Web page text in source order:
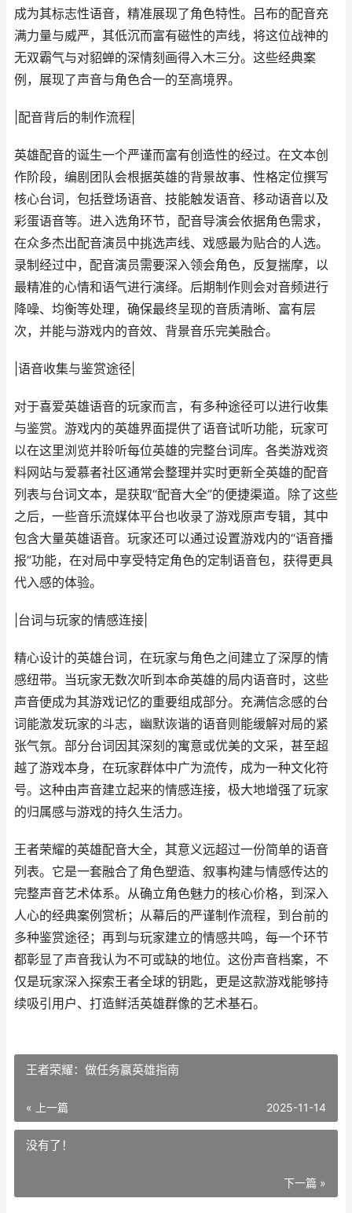
成为其标志性语音，精准展现了角色特性。吕布的配音充
满力量与威严，其低沉而富有磁性的声线，将这位战神的
无双霸气与对貂蝉的深情刻画得入木三分。这些经典案
例，展现了声音与角色合一的至高境界。
|配音背后的制作流程|
英雄配音的诞生一个严谨而富有创造性的经过。在文本创
作阶段，编剧团队会根据英雄的背景故事、性格定位撰写
核心台词，包括登场语音、技能触发语音、移动语音以及
彩蛋语音等。进入选角环节，配音导演会依据角色需求，
在众多杰出配音演员中挑选声线、戏感最为贴合的人选。
录制经过中，配音演员需要深入领会角色，反复揣摩，以
最精准的心情和语气进行演绎。后期制作则会对音频进行
降噪、均衡等处理，确保最终呈现的音质清晰、富有层
次，并能与游戏内的音效、背景音乐完美融合。
|语音收集与鉴赏途径|
对于喜爱英雄语音的玩家而言，有多种途径可以进行收集
与鉴赏。游戏内的英雄界面提供了语音试听功能，玩家可
以在这里浏览并聆听每位英雄的完整台词库。各类游戏资
料网站与爱慕者社区通常会整理并实时更新全英雄的配音
列表与台词文本，是获取“配音大全”的便捷渠道。除了这些
之后，一些音乐流媒体平台也收录了游戏原声专辑，其中
包含大量英雄语音。玩家还可以通过设置游戏内的“语音播
报”功能，在对局中享受特定角色的定制语音包，获得更具
代入感的体验。
|台词与玩家的情感连接|
精心设计的英雄台词，在玩家与角色之间建立了深厚的情
感纽带。当玩家无数次听到本命英雄的局内语音时，这些
声音便成为其游戏记忆的重要组成部分。充满信念感的台
词能激发玩家的斗志，幽默诙谐的语音则能缓解对局的紧
张气氛。部分台词因其深刻的寓意或优美的文采，甚至超
越了游戏本身，在玩家群体中广为流传，成为一种文化符
号。这种由声音建立起来的情感连接，极大地增强了玩家
的归属感与游戏的持久生活力。
王者荣耀的英雄配音大全，其意义远超过一份简单的语音
列表。它是一套融合了角色塑造、叙事构建与情感传达的
完整声音艺术体系。从确立角色魅力的核心价格，到深入
人心的经典案例赏析；从幕后的严谨制作流程，到台前的
多种鉴赏途径；再到与玩家建立的情感共鸣，每一个环节
都彰显了声音我认为不可或缺的地位。这份声音档案，不
仅是玩家深入探索王者全球的钥匙，更是这款游戏能够持
续吸引用户、打造鲜活英雄群像的艺术基石。
王者荣耀：做任务赢英雄指南
« 上一篇 2025-11-14
没有了！
下一篇 »